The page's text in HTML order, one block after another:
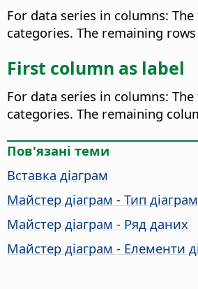
For data series in columns:
categories. The remaining
First column as label
For data series in columns:
categories. The remaining
Пов'язані теми
Вставка діаграм
Майстер діаграм - Тип
Майстер діаграм - Ряд даних
Майстер діаграм - Елементи